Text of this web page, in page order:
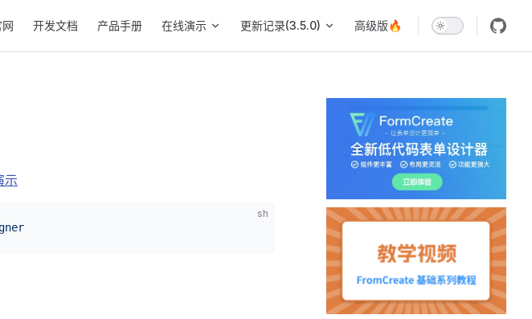
网 开发文档 产品手册 在线演示 更新记录(3.5.0) 高级版🔥
示
sh